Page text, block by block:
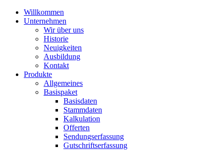
Willkommen
Unternehmen
Wir über uns
Historie
Neuigkeiten
Ausbildung
Kontakt
Produkte
Allgemeines
Basispaket
Basisdaten
Stammdaten
Kalkulation
Offerten
Sendungserfassung
Gutschriftserfassung